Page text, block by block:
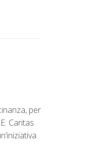
per
Caritas